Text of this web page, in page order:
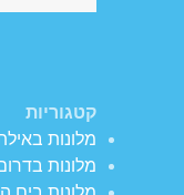
קטגוריות
מלונות
מלונות